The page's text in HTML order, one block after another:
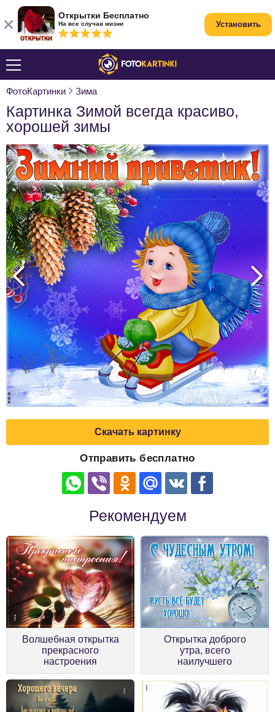
ФотоКартинки Зима
Картинка Зимой всегда красиво,
хорошей зимы
Скачать картинку
Отправить бесплатно
Рекомендуем
Волшебная открытка
прекрасного
настроения
Открытка доброго
утра, всего
наилучшего
Открытки Бесплатно
На все случаи жизни Установить